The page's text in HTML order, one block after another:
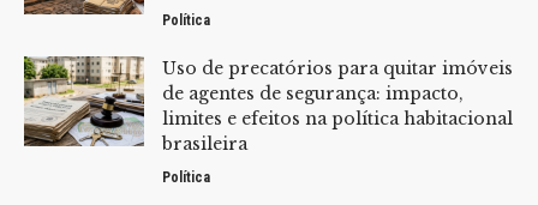
Política
Uso de precatórios para quitar imóveis
de agentes de segurança: impacto,
limites e efeitos na política habitacional
brasileira
Política